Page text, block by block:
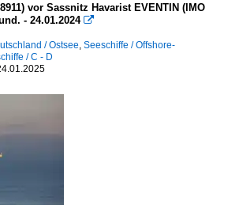
vor Sassnitz Havarist EVENTIN (IMO
- 24.01.2024 
/ Ostsee, Seeschiffe / Offshore-
/ C - D